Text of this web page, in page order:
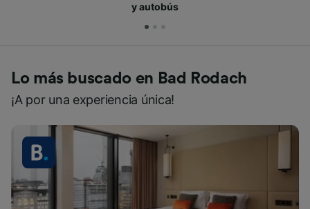
y autobús
Lo más buscado en Bad Rodach
¡A por una experiencia única!